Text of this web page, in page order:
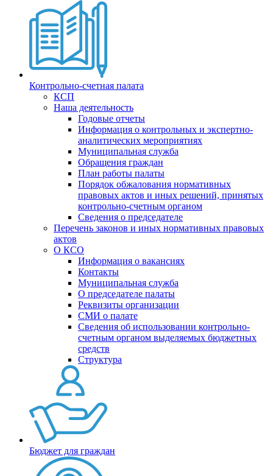
Контрольно-счетная палата
КСП
Наша деятельность
Годовые отчеты
Информация о контрольных и экспертно-
аналитических мероприятиях
Муниципальная служба
Обращения граждан
План работы палаты
Порядок обжалования нормативных
правовых актов и иных решений, принятых
контрольно-счетным органом
Сведения о председателе
Перечень законов и иных нормативных правовых
актов
О КСО
Информация о вакансиях
Контакты
Муниципальная служба
О председателе палаты
Реквизиты организации
СМИ о палате
Сведения об использовании контрольно-
счетным органом выделяемых бюджетных
средств
Структура
Бюджет для граждан